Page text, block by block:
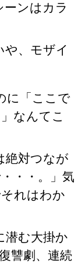
ンはカラ
や、モザイ
に「ここで
なんてこ
絶対つなが
・・。」気
れはわか
潜む大掛か
讐劇、連続